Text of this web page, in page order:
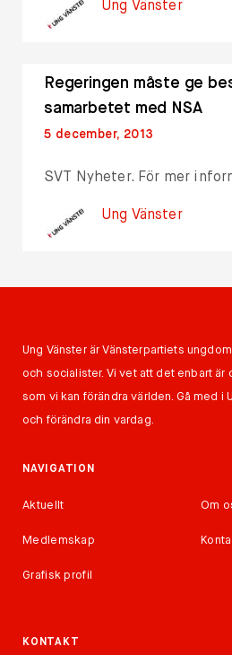
Ung Vänster
Regeringen måste ge
samarbetet med NSA
5 december, 2013
SVT Nyheter. För mer
Ung Vänster
Ung Vänster är Vänsterpartiets
och socialister. Vi vet att det enbart är
som vi kan förändra världen. Gå med i
och förändra din vardag.
NAVIGATION
Aktuellt Om
Medlemskap
Grafisk profil
KONTAKT